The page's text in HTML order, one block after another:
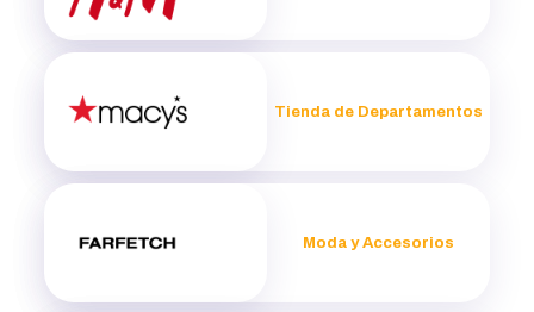
Tienda de Departamentos
Moda y Accesorios